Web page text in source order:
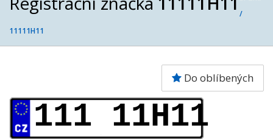
/
11111H11
Do oblíbených
111 11H11